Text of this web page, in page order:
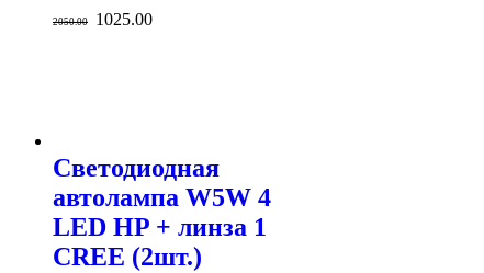
2050.00 1025.00
Светодиодная
автолампа W5W 4
LED HP + линза 1
CREE (2шт.)